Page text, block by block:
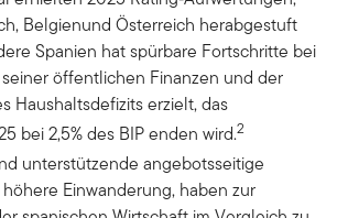
Belgienund Österreich herabgestuft
Spanien hat spürbare Fortschritte bei
öffentlichen Finanzen und der
Haushaltsdefizits erzielt, das
bei 2,5% des BIP enden wird.2
unterstützende angebotsseitige
Einwanderung, haben zur